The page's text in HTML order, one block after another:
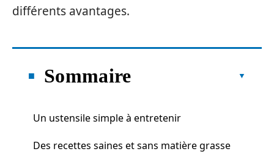
différents avantages.
Sommaire
Un ustensile simple à entretenir
Des recettes saines et sans matière grasse